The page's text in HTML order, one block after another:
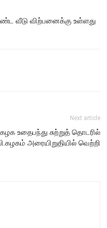
வீடு விற்பனைக்கு உள்ளது
Next article
உதைபந்து சுற்றுத் தொடரில்
அரையிறுதியில் வெற்றி